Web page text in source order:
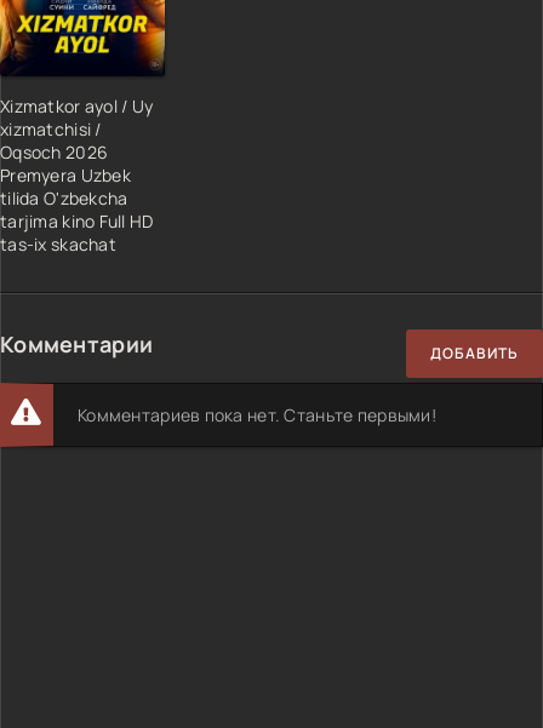
Xizmatkor ayol / Uy
xizmatchisi /
Oqsoch 2026
Premyera Uzbek
tilida O'zbekcha
tarjima kino Full HD
tas-ix skachat
Комментарии ДОБАВИТЬ
Комментариев пока нет. Станьте первыми!